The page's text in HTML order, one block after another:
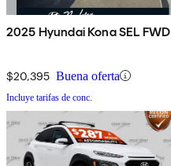
2025 Hyundai Kona SEL FWD
$20,395 Buena oferta
Incluye tarifas de conc.